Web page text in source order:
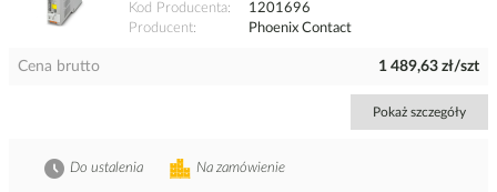
Kod Producenta
1201696
Producent
Phoenix Contact
Cena brutto 1 489,63 zł/szt
Pokaż szczegóły
Na zamówienie
Do ustalenia